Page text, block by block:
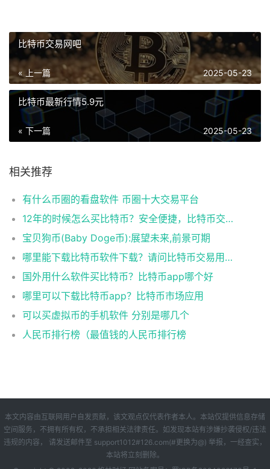
比特币交易网吧
« 上一篇 2025-05-23
比特币最新行情5.9元
« 下一篇 2025-05-23
相关推荐
有什么币圈的看盘软件 币圈十大交易平台
12年的时候怎么买比特币？安全便捷，比特币交易首选
宝贝狗币(Baby Doge币):展望未来,前景可期
哪里能下载比特币软件下载？请问比特币交易用什么软件
国外用什么软件买比特币？比特币app哪个好
哪里可以下载比特币app？比特币市场应用
可以买虚拟币的手机软件 分别是哪几个
人民币排行榜（最值钱的人民币排行榜
本文内容由互联网用户自发贡献，该文观点仅代表作者本人。本站仅提供信息存储
空间服务，不拥有所有权，不承担相关法律责任。如发现本站有涉嫌抄袭侵权/违法
违规的内容， 请发送邮件至 support1012#126.com(#更换为@) 举报，一经查实，
本站将立刻删除。